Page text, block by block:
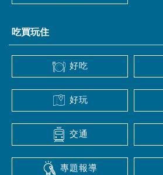
吃買玩住
好吃
好玩
交通
專題報導